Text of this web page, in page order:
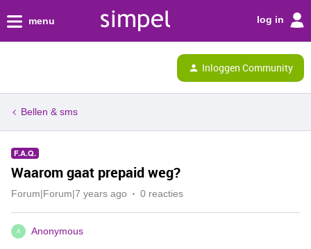
menu log in
Inloggen Community
Bellen & sms
F.A.Q.
Waarom gaat prepaid weg?
Forum|Forum|7 years ago 0 reacties
A Anonymous